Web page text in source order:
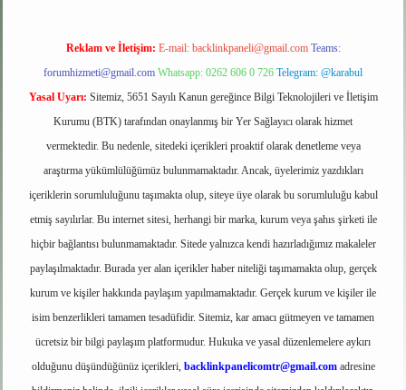
Reklam ve İletişim: E-mail: backlinkpaneli@gmail.com Teams:
forumhizmeti@gmail.com Whatsapp: 0262 606 0 726 Telegram: @karabul
Yasal Uyarı: Sitemiz, 5651 Sayılı Kanun gereğince Bilgi Teknolojileri ve İletişim
Kurumu (BTK) tarafından onaylanmış bir Yer Sağlayıcı olarak hizmet
vermektedir. Bu nedenle, sitedeki içerikleri proaktif olarak denetleme veya
araştırma yükümlülüğümüz bulunmamaktadır. Ancak, üyelerimiz yazdıkları
içeriklerin sorumluluğunu taşımakta olup, siteye üye olarak bu sorumluluğu kabul
etmiş sayılırlar. Bu internet sitesi, herhangi bir marka, kurum veya şahıs şirketi ile
hiçbir bağlantısı bulunmamaktadır. Sitede yalnızca kendi hazırladığımız makaleler
paylaşılmaktadır. Burada yer alan içerikler haber niteliği taşımamakta olup, gerçek
kurum ve kişiler hakkında paylaşım yapılmamaktadır. Gerçek kurum ve kişiler ile
isim benzerlikleri tamamen tesadüfidir. Sitemiz, kar amacı gütmeyen ve tamamen
ücretsiz bir bilgi paylaşım platformudur. Hukuka ve yasal düzenlemelere aykırı
olduğunu düşündüğünüz içerikleri, backlinkpanelicomtr@gmail.comadresine